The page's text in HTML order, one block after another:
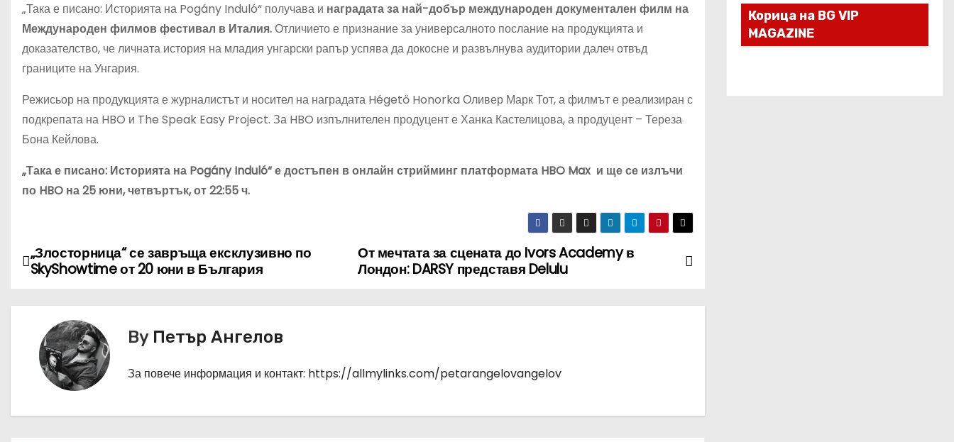
„Така е писано: Историята на Pogány Induló“ получава и наградата за най-добър международен документален филм на
Международен филмов фестивал в Италия.Отличието е признание за универсалното послание на продукцията и
доказателство, че личната история на младия унгарски рапър успява да докосне и развълнува аудитории далеч отвъд
границите на Унгария.
Режисьор на продукцията е журналистът и носител на наградата Hégető Honorka Оливер Марк Тот, а филмът е реализиран с
подкрепата на HBO и The Speak Easy Project. За HBO изпълнителен продуцент е Ханка Кастелицова, а продуцент – Тереза
Бона Кейлова.
„Така е писано: Историята на Pogány Induló“ е достъпен в онлайн стрийминг платформата HBO Max и ще се излъчи
по HBO на 25 юни, четвъртък, от 22:55 ч.
Н
От мечтата за сцената до Ivors Academy в
Лондон: DARSY представя Delulu
„Злосторница“ се завръща ексклузивно по
SkyShowtime от 20 юни в България
By Петър Ангелов
За повече информация и контакт: https://allmylinks.com/petarangelovangelov
Корица на BG VIP
MAGAZINE